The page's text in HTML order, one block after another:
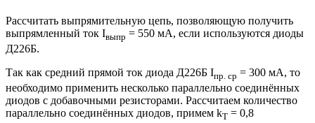
Рассчитать выпрямительную цепь, позволяющую получить
выпрямленный ток Iвыпр = 550 мА, если используются диоды
Д226Б.
Так как средний прямой ток диода Д226Б Iпр. ср = 300 мА, то
необходимо применить несколько параллельно соединённых
диодов с добавочными резисторами. Рассчитаем количество
параллельно соединённых диодов, примем kT = 0,8